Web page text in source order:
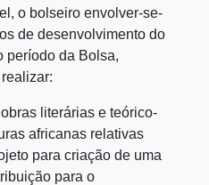
o bolseiro envolver-se-
de desenvolvimento do
período da Bolsa,
literárias e teórico-
africanas relativas
para criação de uma
para o